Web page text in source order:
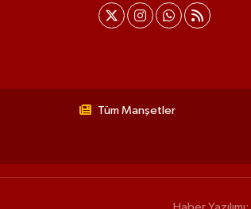
Tüm Manşetler